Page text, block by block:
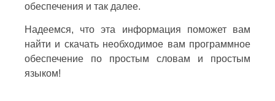
обеспечения и так далее.
Надеемся, что эта информация поможет вам
найти и скачать необходимое вам программное
обеспечение по простым словам и простым
языком!